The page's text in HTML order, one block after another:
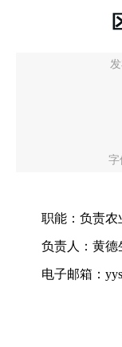
字
职能：负责农业
负责人：黄德
电子邮箱：